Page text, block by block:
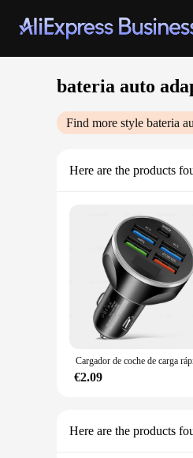
bateria auto
Find more style bateria
Here are the products
€2.09
Here are the products